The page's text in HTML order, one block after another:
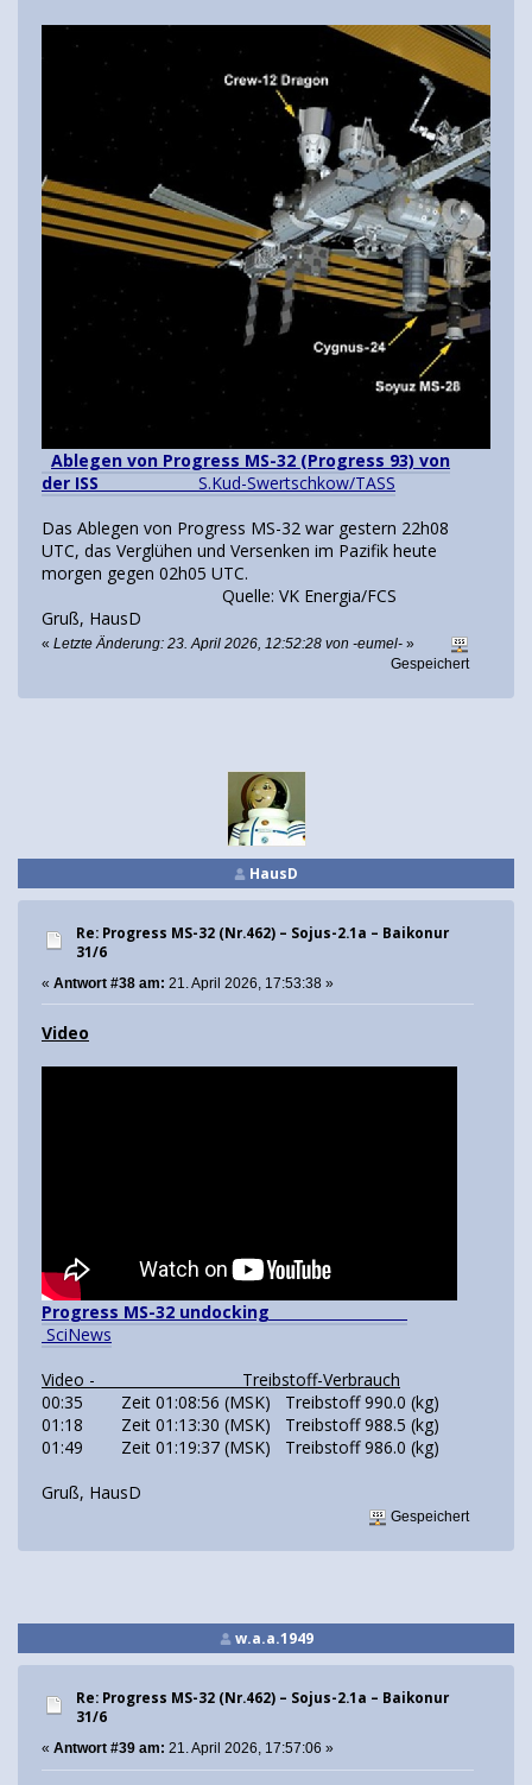
Ablegen von Progress MS-32 (Progress 93) von
der ISS S.Kud-Swertschkow/TASS
Das Ablegen von Progress MS-32 war gestern 22h08
UTC, das Verglühen und Versenken im Pazifik heute
morgen gegen 02h05 UTC.
Quelle: VK Energia/FCS
Gruß, HausD
« Letzte Änderung: 23. April 2026, 12:52:28 von -eumel- »
Gespeichert
HausD
Re: Progress MS-32 (Nr.462) – Sojus-2.1а – Baikonur
31/6
« Antwort #38 am: 21. April 2026, 17:53:38 »
Video
Progress MS-32 undocking
SciNews
Video - Treibstoff-Verbrauch
00:35 Zeit 01:08:56 (MSK) Treibstoff 990.0 (kg)
01:18 Zeit 01:13:30 (MSK) Treibstoff 988.5 (kg)
01:49 Zeit 01:19:37 (MSK) Treibstoff 986.0 (kg)
Gruß, HausD
Gespeichert
w.a.a.1949
Re: Progress MS-32 (Nr.462) – Sojus-2.1а – Baikonur
31/6
« Antwort #39 am: 21. April 2026, 17:57:06 »